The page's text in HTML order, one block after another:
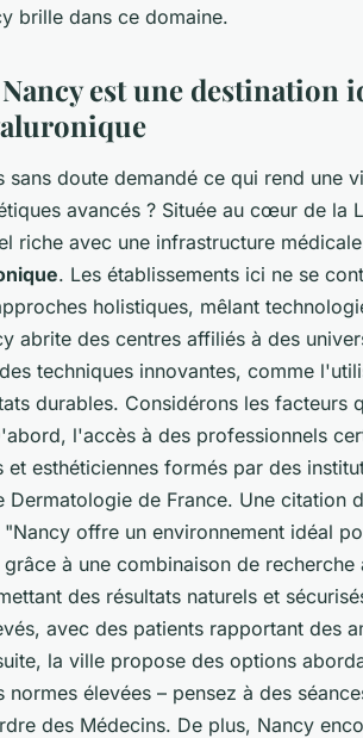
brille dans ce domaine.
est une destination
sans doute demandé ce qui rend une
avancés ? Située au cœur de la
riche avec une infrastructure
. Les établissements ici ne se
holistiques, mêlant
abrite des centres affiliés à des
techniques innovantes, comme
durables. Considérons les facteurs
l'accès à des professionnels
et esthéticiennes formés par des
Dermatologie de France. Une citation
offre un environnement idéal
grâce à une combinaison de
des résultats naturels et
avec des patients rapportant des
la ville propose des options
normes élevées – pensez à des
des Médecins. De plus, Nancy